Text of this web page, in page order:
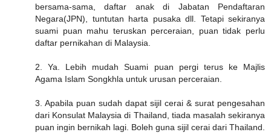
bersama-sama, daftar anak di Jabatan Pendaftaran
Negara(JPN), tuntutan harta pusaka dll. Tetapi sekiranya
suami puan mahu teruskan perceraian, puan tidak perlu
daftar pernikahan di Malaysia.
2. Ya. Lebih mudah Suami puan pergi terus ke Majlis
Agama Islam Songkhla untuk urusan perceraian.
3. Apabila puan sudah dapat sijil cerai & surat pengesahan
dari Konsulat Malaysia di Thailand, tiada masalah sekiranya
puan ingin bernikah lagi. Boleh guna sijil cerai dari Thailand.